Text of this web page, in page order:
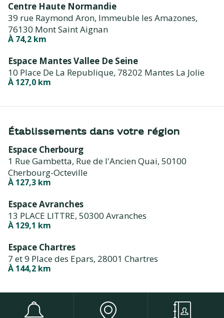
Centre Haute Normandie
39 rue Raymond Aron, Immeuble les Amazones,
76130 Mont Saint Aignan
À 74,2 km
Espace Mantes Vallee De Seine
10 Place De La Republique, 78202 Mantes La Jolie
À 127,0 km
Établissements dans votre région
Espace Cherbourg
1 Rue Gambetta, Rue de l'Ancien Quai, 50100
Cherbourg-Octeville
À 127,3 km
Espace Avranches
13 PLACE LITTRE, 50300 Avranches
À 129,1 km
Espace Chartres
7 et 9 Place des Epars, 28001 Chartres
À 144,2 km